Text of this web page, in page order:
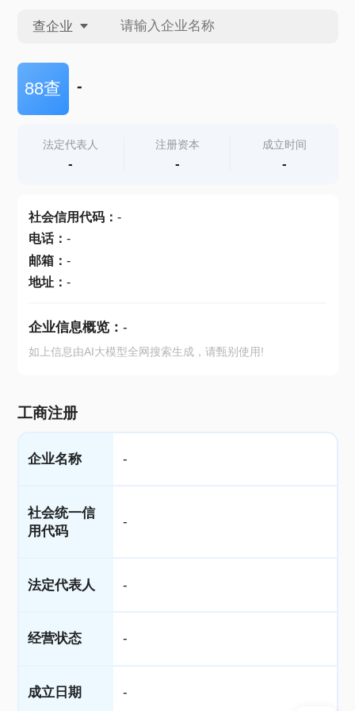
查企业
查企业
查产地
88查 -
法定代表人
-
注册资本
-
成立时间
-
社会信用代码： -
电话： -
邮箱： -
地址： -
企业信息概览： -
如上信息由AI大模型全网搜索生成，请甄别使用!
工商注册
企业名称 -
社会统一信
用代码
-
法定代表人 -
经营状态 -
成立日期 -